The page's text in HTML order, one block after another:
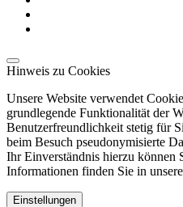
Hinweis zu Cookies
Unsere Website verwendet
grundlegende Funktionalität der
Benutzerfreundlichkeit stetig für
beim Besuch pseudonymisierte
Ihr Einverständnis hierzu können
Informationen finden Sie in
Einstellungen